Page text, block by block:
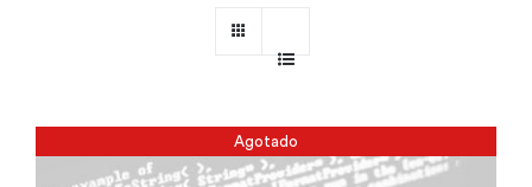
Agotado